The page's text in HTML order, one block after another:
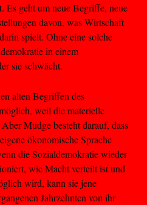
Es geht um neue Begriffe, neue
davon, was Wirtschaft
spielt. Ohne eine solche
in einem
sie schwächt.
alten Begriffen des
weil die materielle
Mudge besteht darauf, dass
ökonomische Sprache
die Sozialdemokratie wieder
wie Macht verteilt ist und
wird, kann sie jene
Jahrzehnten von ihr